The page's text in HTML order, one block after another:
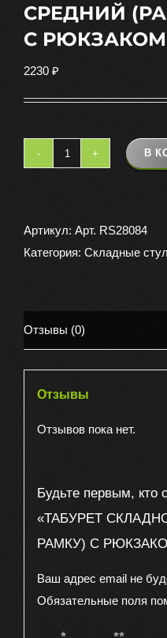
СРЕДНИЙ
С РЮКЗАКОМ
2230 ₽
Количество
СКЛАДНОЙ
СРЕДНИЙ
С
В
Артикул: Арт. RS28084
Категория: Складные
Отзывы (0)
Отзывы
Отзывов пока нет.
Будьте первым, кто
«ТАБУРЕТ
РАМКУ) С
Ваш адрес email не
Обязательные поля